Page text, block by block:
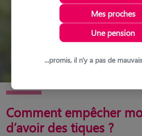
Comment empêcher
d’avoir des tiques ?
Mes proches
Une pension
...promis, il n'y a pas de